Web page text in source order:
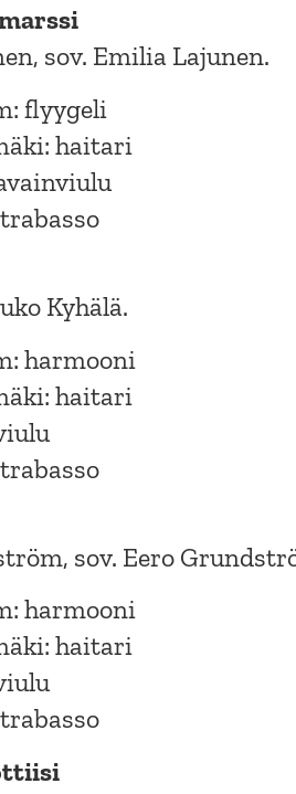
sov. Emilia Lajunen.
flyygeli
haitari
Kyhälä.
harmooni
haitari
sov. Eero
harmooni
haitari